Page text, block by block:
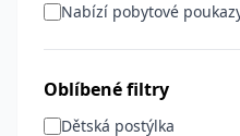
Nabízí pobytové
Oblíbené filtry
Dětská postýlka